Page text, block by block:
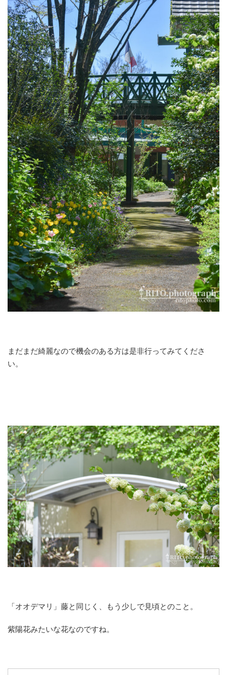
まだまだ綺麗なので機会のある方は是非行ってみてくださ
い。
「オオデマリ」藤と同じく、もう少しで見頃とのこと。
紫陽花みたいな花なのですね。